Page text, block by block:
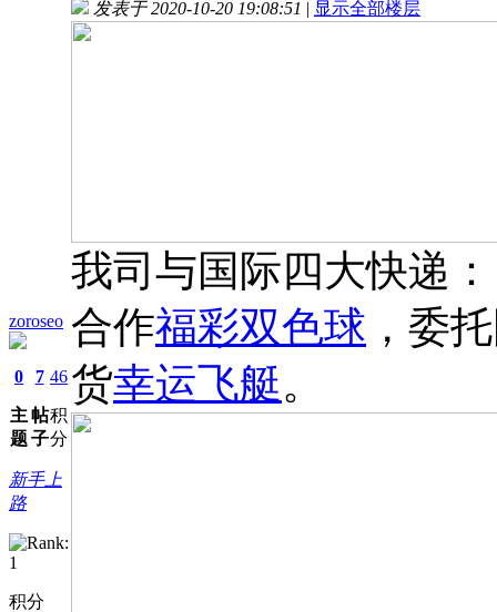
zoroseo
0
主
题
7
帖
子
46
积
分
新手上
路
积分
发表于 2020-10-20 19:08:51 | 显示全部楼层
我司与国际四大快递
合作福彩双色球 ，委
货幸运飞艇。